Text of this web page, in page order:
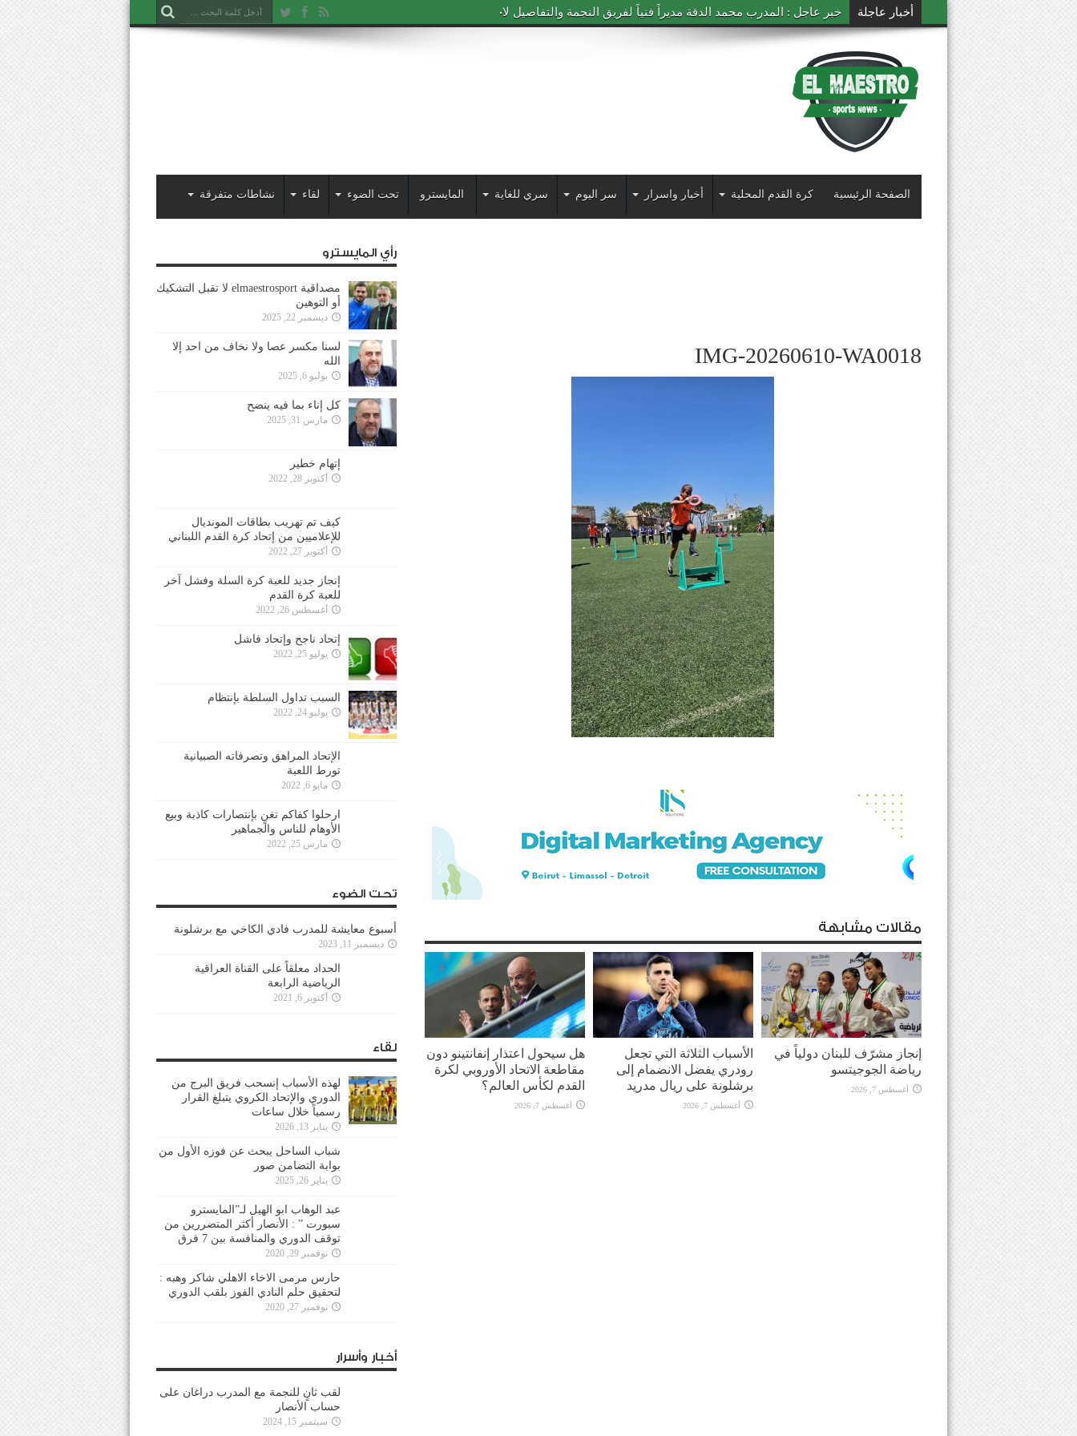
أخبار عاجلة خبر عاجل : المدرب محمد الدقة مديراً فنياً لفريق النجمة والتفاصيل لاحقاً
الصفحة الرئيسية كرة القدم المحلية أخبار واسرار سر اليوم سري للغاية المايسترو تحت الضوء لقاء نشاطات متفرقة
IMG-20260610-WA0018
مقالات مشابهة
إنجاز مشرّف للبنان دولياً في
رياضة الجوجيتسو
أغسطس 7, 2026
الأسباب الثلاثة التي تجعل
رودري يفضل الانضمام إلى
برشلونة على ريال مدريد
أغسطس 7, 2026
هل سيحول اعتذار إنفانتينو دون
مقاطعة الاتحاد الأوروبي لكرة
القدم لكأس العالم؟
أغسطس 7, 2026
رأي المايسترو
مصداقية elmaestrosport لا تقبل التشكيك
أو التوهين
ديسمبر 22, 2025
لسنا مكسر عصا ولا نخاف من احد إلا
الله
يوليو 6, 2025
كل إناء بما فيه ينضح
مارس 31, 2025
إتهام خطير
أكتوبر 28, 2022
كيف تم تهريب بطاقات المونديال
للإعلاميين من إتحاد كرة القدم اللبناني
أكتوبر 27, 2022
إنجاز جديد للعبة كرة السلة وفشل آخر
للعبة كرة القدم
أغسطس 26, 2022
إتحاد ناجح وإتحاد فاشل
يوليو 25, 2022
السبب تداول السلطة بإنتظام
يوليو 24, 2022
الإتحاد المراهق وتصرفاته الصبيانية
تورط اللعبة
مايو 6, 2022
ارحلوا كفاكم تغنٍ بإنتصارات كاذبة وبيع
الأوهام للناس والجماهير
مارس 25, 2022
تحت الضوء
أسبوع معايشة للمدرب فادي الكاخي مع برشلونة
ديسمبر 11, 2023
الحداد معلقاً على القناة العراقية
الرياضية الرابعة
أكتوبر 6, 2021
لقاء
لهذه الأسباب إنسحب فريق البرج من
الدوري والإتحاد الكروي يتبلغ القرار
رسمياً خلال ساعات
يناير 13, 2026
شباب الساحل يبحث عن فوزه الأول من
بوابة التضامن صور
يناير 26, 2025
عبد الوهاب ابو الهيل لـ”المايسترو
سبورت ” : الأنصار أكثر المتضررين من
توقف الدوري والمنافسة بين 7 فرق
نوفمبر 29, 2020
حارس مرمى الاخاء الاهلي شاكر وهبه :
لتحقيق حلم النادي الفوز بلقب الدوري
نوفمبر 27, 2020
أخبار وأسرار
لقب ثانٍ للنجمة مع المدرب دراغان على
حساب الأنصار
سبتمبر 15, 2024